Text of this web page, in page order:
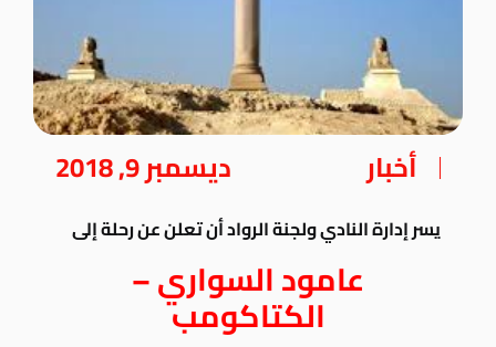
أخبار ديسمبر 9, 2018
يسر إدارة النادي ولجنة الرواد أن تعلن عن رحلة إلى
عامود السواري –
الكتاكومب